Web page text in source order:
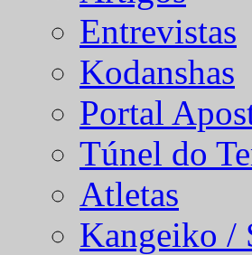
Entrevistas
Kodanshas
Portal
Túnel do
Atletas
Kangeiko /